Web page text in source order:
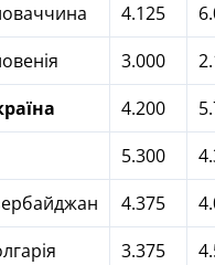
4.125
3.000
4.200
5.300
4.375
3.375